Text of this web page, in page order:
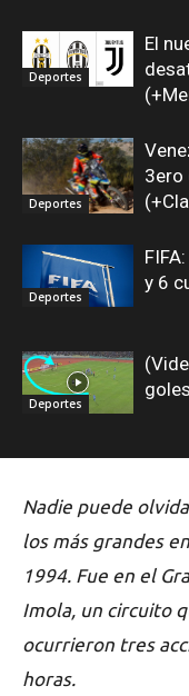
Deportes
El
Deportes
3ero
Deportes
y 6
Deportes
Nadie puede
los más grandes
1994. Fue en el
Imola, un circuito
ocurrieron tres
horas.